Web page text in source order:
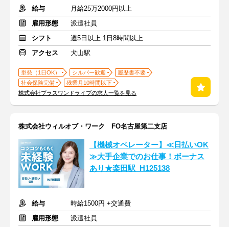
給与
月給25万2000円以上
雇用形態
派遣社員
シフト
週5日以上 1日8時間以上
アクセス
犬山駅
単発（1日OK） シルバー歓迎
履歴書不要
社会保険完備
残業月10時間以下
株式会社プラスワンドライブの求人一覧を見る
株式会社ウィルオブ・ワーク FO名古屋第二支店
【機械オペレーター】≪日払いOK
≫大手企業でのお仕事！ボーナス
あり★楽田駅_H125138
給与
時給1500円 +交通費
雇用形態
派遣社員